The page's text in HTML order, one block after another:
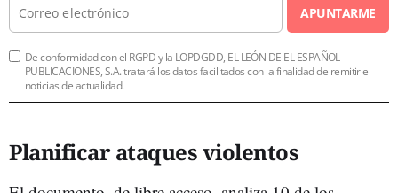
APUNTARME
De conformidad con el RGPD y la LOPDGDD, EL LEÓN DE EL ESPAÑOL
PUBLICACIONES, S.A. tratará los datos facilitados con la finalidad de remitirle
noticias de actualidad.
Planificar ataques violentos